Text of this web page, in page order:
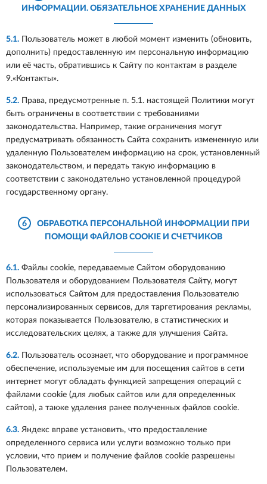
ИНФОРМАЦИИ. ОБЯЗАТЕЛЬНОЕ ХРАНЕНИЕ ДАННЫХ
5.1. Пользователь может в любой момент изменить (обновить,
дополнить) предоставленную им персональную информацию
или её часть, обратившись к Сайту по контактам в разделе
9.«Контакты».
5.2. Права, предусмотренные п. 5.1. настоящей Политики могут
быть ограничены в соответствии с требованиями
законодательства. Например, такие ограничения могут
предусматривать обязанность Сайта сохранить измененную или
удаленную Пользователем информацию на срок, установленный
законодательством, и передать такую информацию в
соответствии с законодательно установленной процедурой
государственному органу.
6
ОБРАБОТКА ПЕРСОНАЛЬНОЙ ИНФОРМАЦИИ ПРИ
ПОМОЩИ ФАЙЛОВ COOKIE И СЧЕТЧИКОВ
6.1. Файлы cookie, передаваемые Сайтом оборудованию
Пользователя и оборудованием Пользователя Сайту, могут
использоваться Сайтом для предоставления Пользователю
персонализированных сервисов, для таргетирования рекламы,
которая показывается Пользователю, в статистических и
исследовательских целях, а также для улучшения Сайта.
6.2. Пользователь осознает, что оборудование и программное
обеспечение, используемые им для посещения сайтов в сети
интернет могут обладать функцией запрещения операций с
файлами cookie (для любых сайтов или для определенных
сайтов), а также удаления ранее полученных файлов cookie.
6.3. Яндекс вправе установить, что предоставление
определенного сервиса или услуги возможно только при
условии, что прием и получение файлов cookie разрешены
Пользователем.